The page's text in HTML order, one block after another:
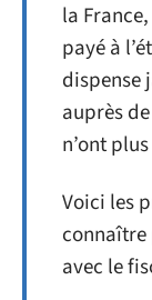
la
payé à
dispense
auprès
n’ont
Voici les
connaître
avec le